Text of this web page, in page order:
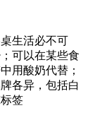
生活必不可
可以在某些食
用酸奶代替；
各异，包括白
签